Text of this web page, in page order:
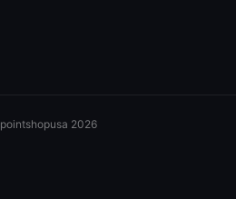
2026